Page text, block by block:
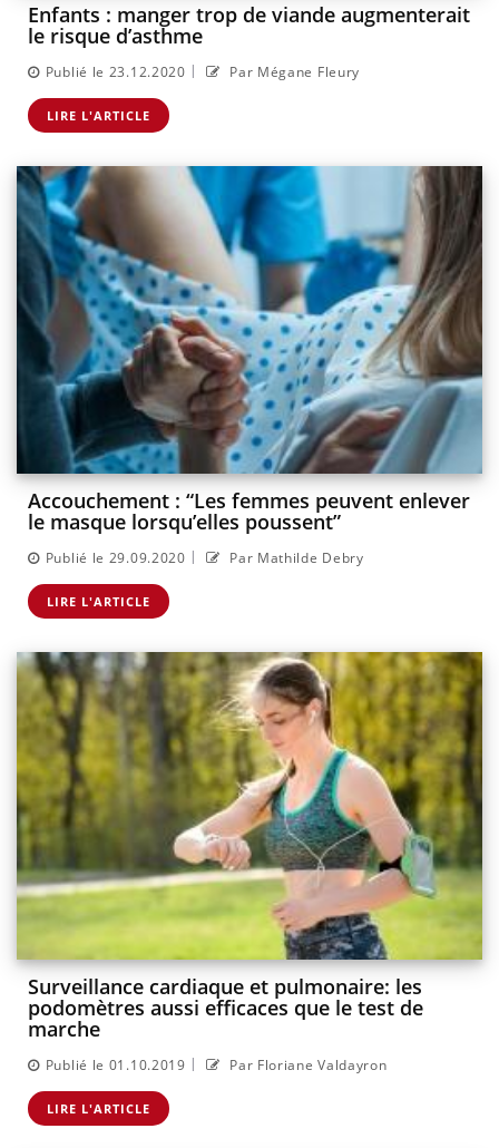
Enfants : manger trop de viande augmenterait
le risque d’asthme
Publié le 23.12.2020 | Par Mégane Fleury
LIRE L'ARTICLE
Accouchement : “Les femmes peuvent enlever
le masque lorsqu’elles poussent”
Publié le 29.09.2020 | Par Mathilde Debry
LIRE L'ARTICLE
Surveillance cardiaque et pulmonaire: les
podomètres aussi efficaces que le test de
marche
Publié le 01.10.2019 | Par Floriane Valdayron
LIRE L'ARTICLE